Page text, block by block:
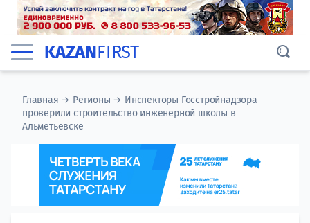
KAZANFIRST
Главная → Регионы → Инспекторы Госстройнадзора
проверили строительство инженерной школы в
Альметьевске